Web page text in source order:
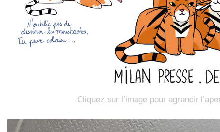
Cliquez sur l’image pour agrandir